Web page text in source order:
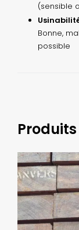
(sensible
Bonne,
possible